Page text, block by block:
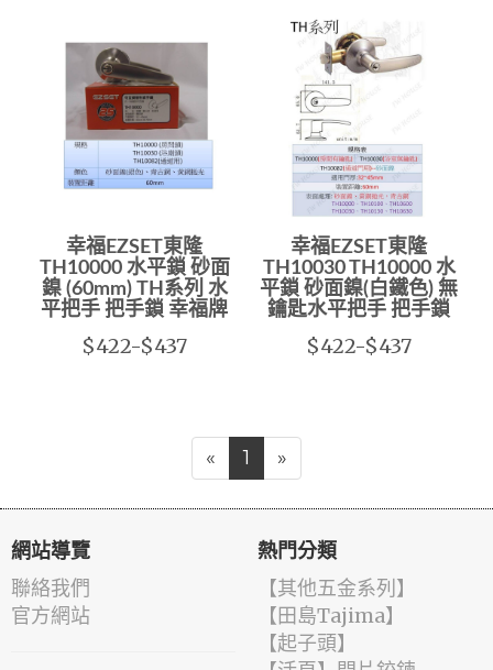
幸福EZSET東隆
TH10000 水平鎖 砂面
鎳 (60mm) TH系列 水
平把手 把手鎖 幸福牌
$422-$437
幸福EZSET東隆
TH10030 TH10000 水
平鎖 砂面鎳(白鐵色) 無
鑰匙水平把手 把手鎖
$422-$437
« 1 »
網站導覽
聯絡我們
官方網站
熱門分類
【其他五金系列】
【田島Tajima】
【起子頭】